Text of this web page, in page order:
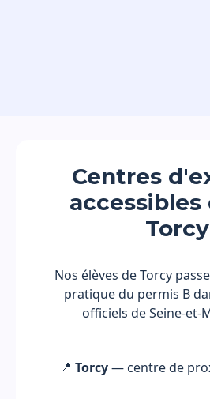
Centres
accessibles
Torcy
Nos élèves de Torcy
pratique du permis B
officiels de Seine-et-
📍 Torcy— centre de